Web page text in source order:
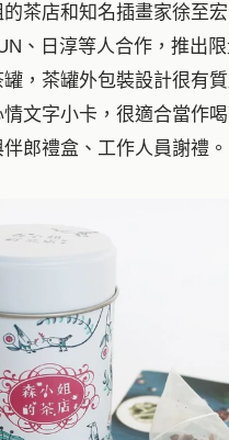
茶店和知名插畫家徐至
、日淳等人合作，推出
，茶罐外包裝設計很有
文字小卡，很適合當作
郎禮盒、工作人員謝禮。